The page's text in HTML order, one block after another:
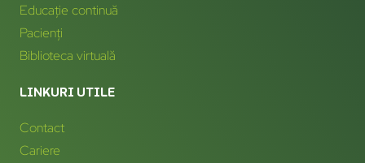
Educație continuă
Pacienți
Biblioteca virtuală
LINKURI UTILE
Contact
Cariere